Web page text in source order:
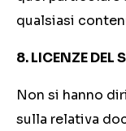
qualsiasi
8. LICENZE DEL
Non si hanno
sulla relativa